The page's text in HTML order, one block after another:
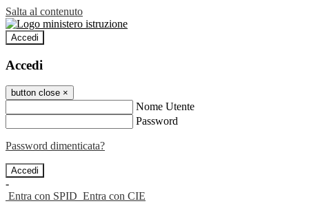
Salta al contenuto
Accedi
Accedi
button close ×
Nome Utente
Password
Password dimenticata?
-
Entra con SPID Entra con CIE